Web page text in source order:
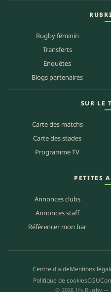
Rugby féminin
Transferts
Enquêtes
Blogs partenaires
SUR LE
Carte des matchs
Carte des stades
Programme TV
PETITES
Annonces clubs
Annonces staff
Référencer mon bar
Centre d'aideMentions
Politique de cookiesCGU
© 2026 It’s Rugby —